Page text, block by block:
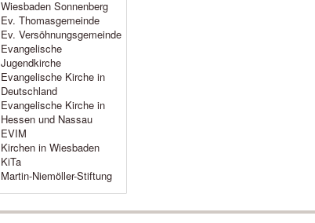
Wiesbaden Sonnenberg
Ev. Thomasgemeinde
Ev. Versöhnungsgemeinde
Evangelische
Jugendkirche
Evangelische Kirche in
Deutschland
Evangelische Kirche in
Hessen und Nassau
EVIM
Kirchen in Wiesbaden
KiTa
Martin-Niemöller-Stiftung